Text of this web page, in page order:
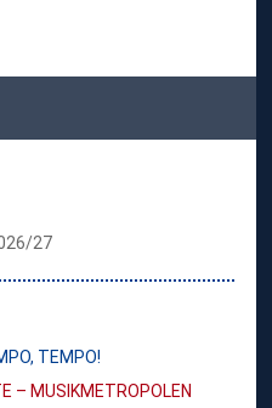
27
TEMPO!
– MUSIKMETROPOLEN